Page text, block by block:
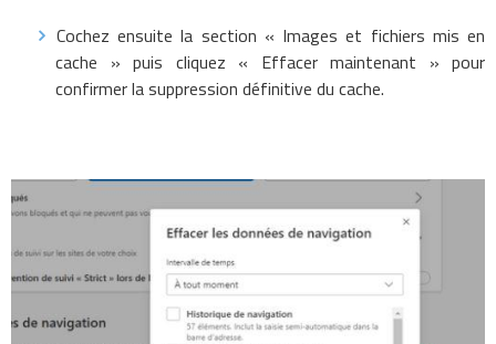
Cochez ensuite la section « Images et fichiers mis en
cache » puis cliquez « Effacer maintenant » pour
confirmer la suppression définitive du cache.